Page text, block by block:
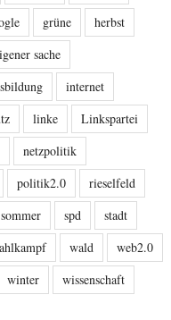
grüne
herbst
sache
internet
linke
Linkspartei
netzpolitik
politik2.0
rieselfeld
sommer spd
stadt
wald
web2.0
winter wissenschaft